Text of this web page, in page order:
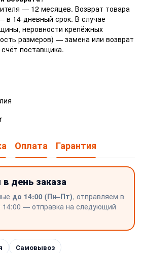
— 12 месяцев. Возврат товара
в 14-дневный срок. В случае
неровности крепёжных
размеров) — замена или возврат
поставщика.
Оплата Гарантия
день заказа
до 14:00 (Пн–Пт), отправляем в
14:00 — отправка на следующий
Самовывоз